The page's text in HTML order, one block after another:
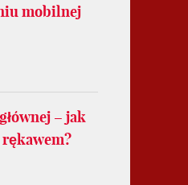
mobilnej
– jak